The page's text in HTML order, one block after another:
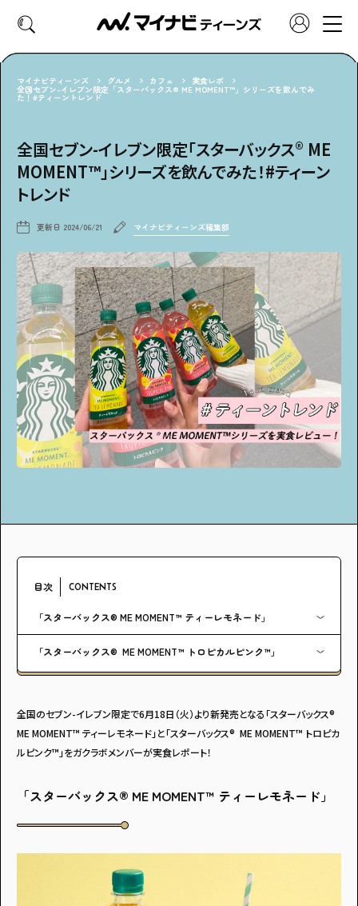
好きなカテゴリーから見る
ファッション ヘア・メイク
トレンド
推し活 グルメ
エンタメ 診断
特集・連載 社会体験
アンケート プレゼント
マイナビティーンズ グルメ カフェ 実食レポ
全国セブン-イレブン限定「スターバックス® ME MOMENT™」シリーズを飲んでみ
た！#ティーントレンド
全国セブン-イレブン限定「スターバックス® ME
MOMENT™」シリーズを飲んでみた！#ティーン
トレンド
更新日 2024/06/21 マイナビティーンズ編集部
目次 CONTENTS
「スターバックス® ME MOMENT™ ティーレモネード」
「スターバックス® ME MOMENT™ トロピカルピンク™」
全国のセブン-イレブン限定で6月18日（火）より新発売となる「スターバックス®
ME MOMENT™ ティーレモネード」と「スターバックス® ME MOMENT™ トロピカ
ルピンク™」をガクラボメンバーが実食レポート！
「スターバックス® ME MOMENT™ ティーレモネード」